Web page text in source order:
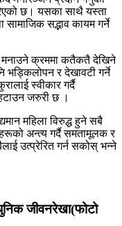
छ। यसका साथै यस्ता
सामाजिक सद्भाव कायम गर्ने
मनाउने क्रममा कतैकतै देखिने
भड्किलोपन र देखावटी गर्ने
स्वीकार गर्दै
जरुरी छ ।
महिला विरुद्ध हुने सबै
अन्त्य गर्दै समतामूलक र
उत्प्रेरित गर्न सकोस् भन्ने
जीवनरेखा(फोटो